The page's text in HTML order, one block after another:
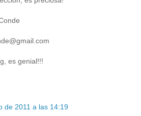
es genial!!!
de 2011 a las 14:19